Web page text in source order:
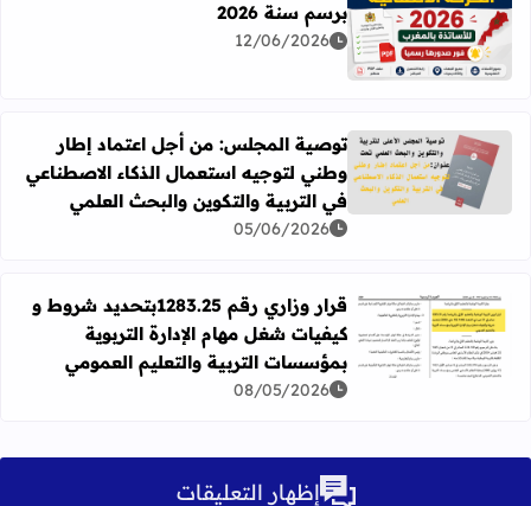
اقرأ المزيد عن نتائج الحركة الانتقالية هيئة التدريس برسم سنة
برسم سنة 2026
12/06/2026
اقرأ المزيد عن توصية المجلس: من أجل اعتماد إطار وطني
توصية المجلس: من أجل اعتماد إطار
وطني لتوجيه استعمال الذكاء الاصطناعي
في التربية والتكوين والبحث العلمي
05/06/2026
اقرأ المزيد عن قرار وزاري رقم 1283.25بتحديد شروط و كيفيات شغل مهام الإدارة التربوية بمؤسسات التربية والتعليم العمومي
قرار وزاري رقم 1283.25بتحديد شروط و
كيفيات شغل مهام الإدارة التربوية
بمؤسسات التربية والتعليم العمومي
08/05/2026
إظهار التعليقات